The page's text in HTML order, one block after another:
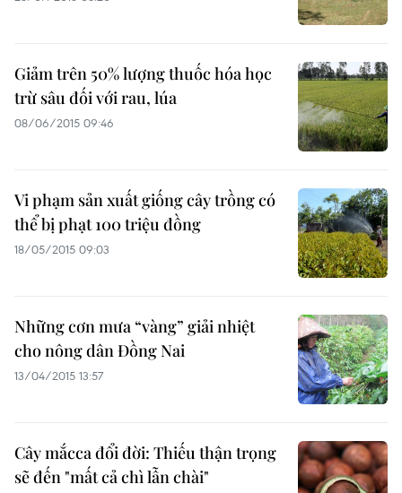
Giảm trên 50% lượng thuốc hóa học
trừ sâu đối với rau, lúa
08/06/2015 09:46
Vi phạm sản xuất giống cây trồng có
thể bị phạt 100 triệu đồng
18/05/2015 09:03
Những cơn mưa “vàng” giải nhiệt
cho nông dân Đồng Nai
13/04/2015 13:57
Cây mắcca đổi đời: Thiếu thận trọng
sẽ đến "mất cả chì lẫn chài"